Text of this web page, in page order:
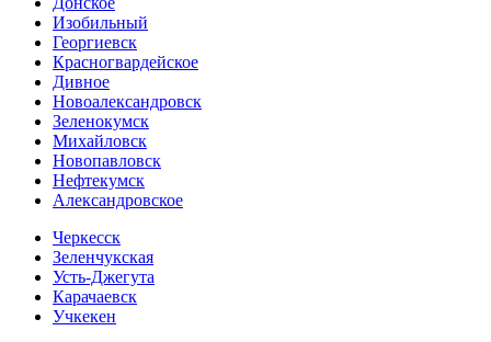
Изобильный
Георгиевск
Красногвардейское
Дивное
Новоалександровск
Зеленокумск
Михайловск
Новопавловск
Нефтекумск
Александровское
Черкесск
Зеленчукская
Усть-Джегута
Карачаевск
Учкекен